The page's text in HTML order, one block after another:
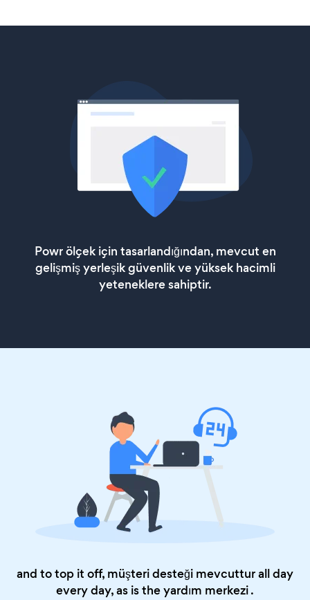
Powr ölçek için tasarlandığından, mevcut en
gelişmiş yerleşik güvenlik ve yüksek hacimli
yeteneklere sahiptir.
and to top it off, müşteri desteği mevcuttur all day
every day, as is theyardım merkezi.